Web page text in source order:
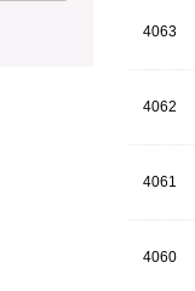
4063
4062
4061
4060